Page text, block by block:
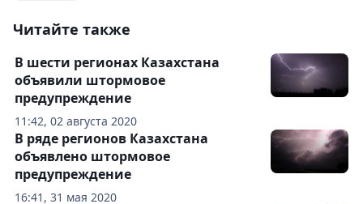
Читайте также
11:42, 02 августа 2020
В шести регионах Казахстана
объявили штормовое
предупреждение
16:41, 31 мая 2020
В ряде регионов Казахстана
объявлено штормовое
предупреждение